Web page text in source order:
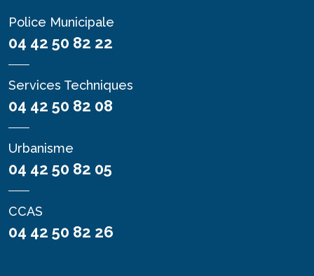
Police Municipale
04 42 50 82 22
Services Techniques
04 42 50 82 08
Urbanisme
04 42 50 82 05
CCAS
04 42 50 82 26